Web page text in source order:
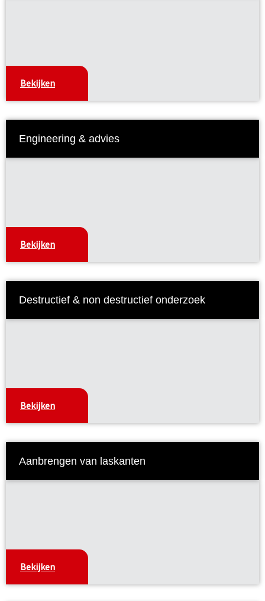
Bekijken
Engineering & advies
Bekijken
Destructief & non destructief onderzoek
Bekijken
Aanbrengen van laskanten
Bekijken